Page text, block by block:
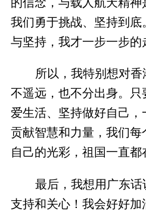
我们勇于挑战、坚持到
与坚持，我才一步一步的
所以，我特别想对
不遥远，也不分出身。
爱生活、坚持做好自己，
贡献智慧和力量，我们
自己的光彩，祖国一直都
最后，我想用广东
支持和关心！我会好好加